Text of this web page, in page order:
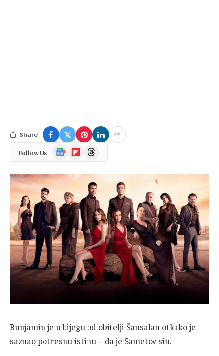
Share
Follow Us
Google
News
FlipboardThreads
Bunjamin je u bijegu od obitelji Šansalan otkako je
saznao potresnu istinu – da je Sametov sin.